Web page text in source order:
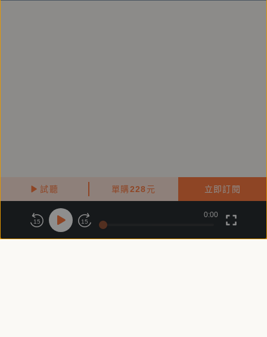
試聽 單購228元 立即訂閱
Tī德國提著生物學博士，mā tī大學ê生命科學系教過幾
冬，chit-má koh 走來成功大學台灣文學系讀博士班；
推廣台語ê科普書寫，做文學ê事工，mā兼做語言學研
究。
關於鏡好聽
商務合作 付費條款 會員條款
15 15
0:00